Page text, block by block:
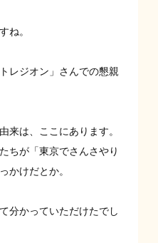
ね。
レジオン」さんでの懇親
来は、ここにあります。
ちが「東京でさんさやり
かけだとか。
分かっていただけたでし